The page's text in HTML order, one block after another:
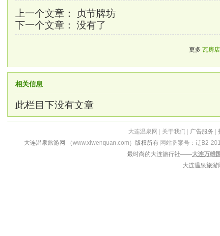
上一个文章：
贞节牌坊
下一个文章： 没有了
更多 瓦房
相关信息
此栏目下没有文章
大连温泉网 关于我们 | 广告服务 |
大连温泉旅游网 （www.xiwenquan.com ）版权所有 网站备案号：辽B2-
最时尚的大连旅行社——大连万维
大连温泉旅